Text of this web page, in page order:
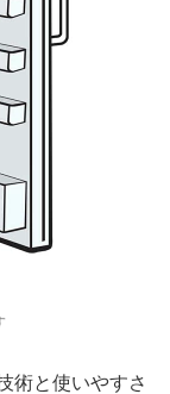
術と使いやすさ